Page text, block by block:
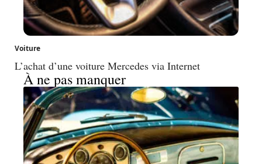
Voiture
L’achat d’une voiture Mercedes via Internet
À ne pas manquer